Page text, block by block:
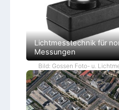
Lichtmesstechnik für
Messungen
Bild: Gossen Foto- u.